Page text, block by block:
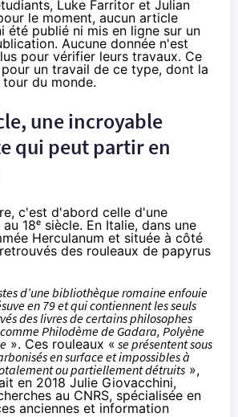
Luke Farritor et Julian
le moment, aucun article
été publié ni mis en ligne sur un
Aucune donnée n'est
pour vérifier leurs travaux. Ce
un travail de ce type, dont la
du monde.
une incroyable
qui peut partir en
c'est d'abord celle d'une
18ᵉ siècle. En Italie, dans une
Herculanum et située à côté
des rouleaux de papyrus
d’une bibliothèque romaine enfouie
en 79 et qui contiennent les seuls
des livres de certains philosophes
Philodème de Gadara, Polyène
». Ces rouleaux « se présentent sous
en surface et impossibles à
ou partiellement détruits »,
en 2018 Julie Giovacchini,
au CNRS, spécialisée en
anciennes et information